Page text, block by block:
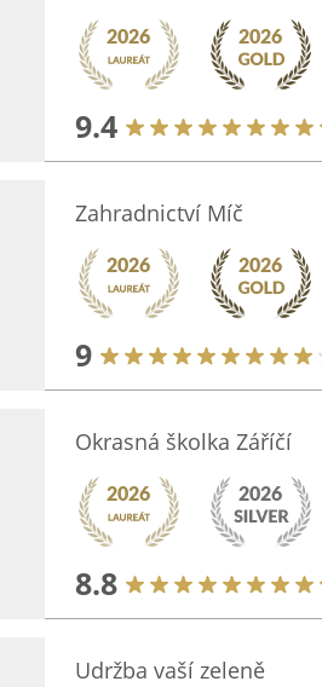
9.4
Zahradnictví Míč
9
Okrasná školka Záříčí
8.8
Udržba vaší zeleně